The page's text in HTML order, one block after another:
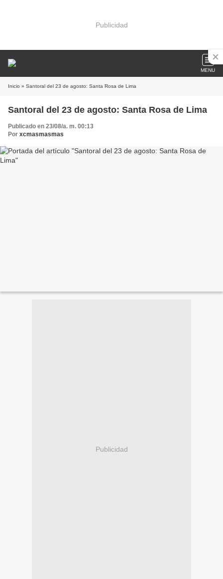
Publicidad
MENU
Inicio » Santoral del 23 de agosto: Santa Rosa de Lima
Santoral del 23 de agosto: Santa Rosa de Lima
Publicado en 23/08/a. m. 00:13
Por xcmasmasmas
Publicidad